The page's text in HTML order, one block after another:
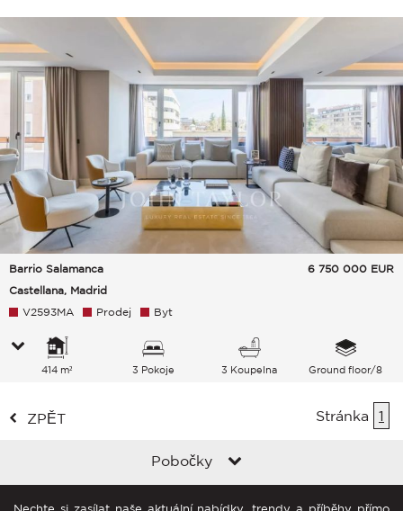
Barrio Salamanca
Castellana, Madrid
6 750 000 EUR
V2593MA Prodej Byt
414 m² 3 Pokoje 3 Koupelna Ground floor/8
ZPĚT Stránka 1
Pobočky